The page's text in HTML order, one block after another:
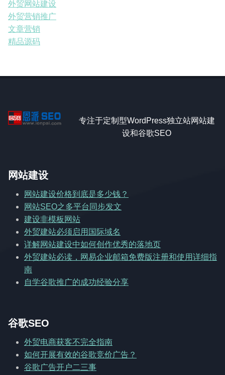
外贸网站建设
外贸营销推广
文章营销
精品源码
专注于定制型WordPress独立站网站建
设和谷歌SEO
网站建设
网站建设价格到底是多少钱？
网站SEO之多平台同步发文
建设非模板网站
外贸建站必须启用国际域名
详解网站建设中如何创作优秀的落地页
外贸建站必读，网易企业邮箱免费版注册和使用详细指
南
自学谷歌推广的成功经验分享
谷歌SEO
外贸电商获客不完全指南
如何开展有效的谷歌竞价广告？
谷歌广告开户二三事